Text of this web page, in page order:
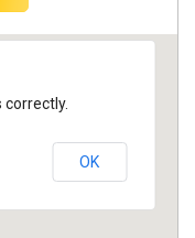
correctly.
OK